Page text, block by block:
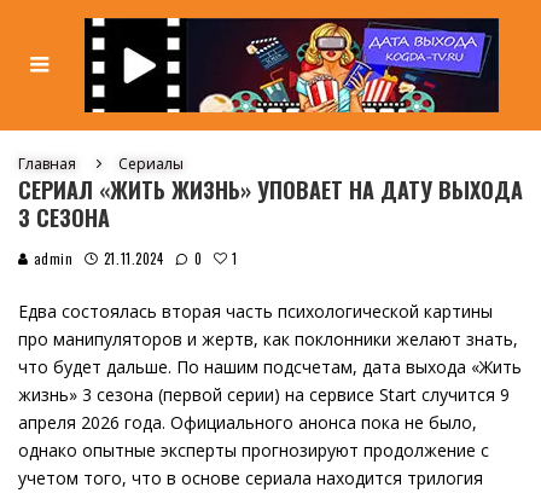
Главная Сериалы
СЕРИАЛ «ЖИТЬ ЖИЗНЬ» УПОВАЕТ НА ДАТУ ВЫХОДА
3 СЕЗОНА
admin 21.11.2024 0 1
Едва состоялась вторая часть психологической картины
про манипуляторов и жертв, как поклонники желают знать,
что будет дальше. По нашим подсчетам, дата выхода «Жить
жизнь» 3 сезона (первой серии) на сервисе Start случится 9
апреля 2026 года. Официального анонса пока не было,
однако опытные эксперты прогнозируют продолжение с
учетом того, что в основе сериала находится трилогия